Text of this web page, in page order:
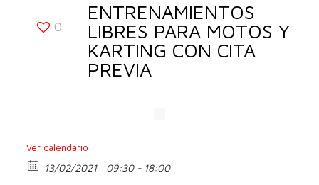
0
ENTRENAMIENTOS
LIBRES PARA MOTOS Y
KARTING CON CITA
PREVIA
Ver calendario
13/02/2021 09:30 - 18:00